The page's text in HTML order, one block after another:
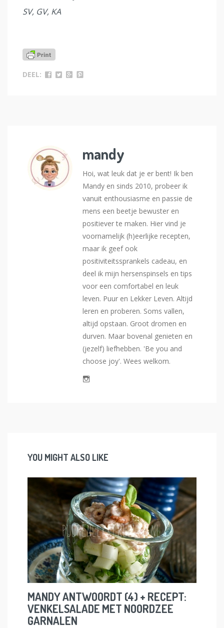
SV, GV, KA
DEEL:
mandy
Hoi, wat leuk dat je er bent! Ik ben
Mandy en sinds 2010, probeer ik
vanuit enthousiasme en passie de
mens een beetje bewuster en
positiever te maken. Hier vind je
voornamelijk (h)eerlijke recepten,
maar ik geef ook
positiviteitssprankels cadeau, en
deel ik mijn hersenspinsels en tips
voor een comfortabel en leuk
leven. Puur en Lekker Leven. Altijd
leren en proberen. Soms vallen,
altijd opstaan. Groot dromen en
durven. Maar bovenal genieten en
(jezelf) liefhebben. 'Be you and
choose joy'. Wees welkom.
YOU MIGHT ALSO LIKE
MANDY ANTWOORDT (4) + RECEPT:
VENKELSALADE MET NOORDZEE
GARNALEN